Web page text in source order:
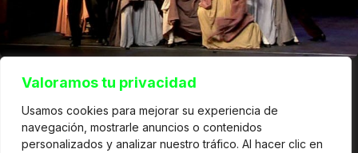
Valoramos tu privacidad
Usamos cookies para mejorar su experiencia de
navegación, mostrarle anuncios o contenidos
personalizados y analizar nuestro tráfico. Al hacer clic en